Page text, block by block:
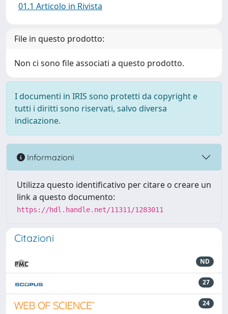
01.1 Articolo in Rivista
File in questo prodotto:
Non ci sono file associati a questo prodotto.
I documenti in IRIS sono protetti da copyright e
tutti i diritti sono riservati, salvo diversa
indicazione.
Informazioni
Utilizza questo identificativo per citare o creare un
link a questo documento:
https://hdl.handle.net/11311/1283011
Citazioni
ND
27
24